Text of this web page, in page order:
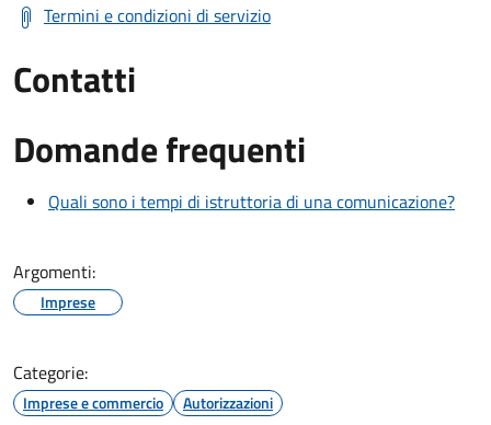
Termini e condizioni di servizio
Contatti
Domande frequenti
Quali sono i tempi di istruttoria di una comunicazione?
Argomenti:
Imprese
Categorie:
Imprese e commercio Autorizzazioni